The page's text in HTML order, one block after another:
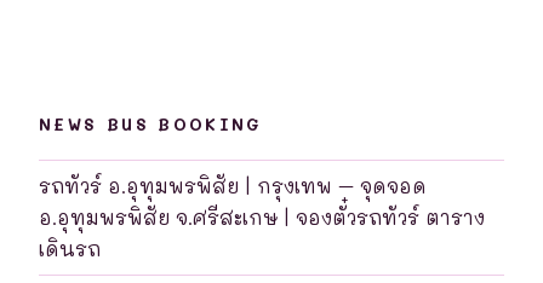
NEWS BUS BOOKING
รถทัวร์ อ.อุทุมพรพิสัย | กรุงเทพ – จุดจอด
อ.อุทุมพรพิสัย จ.ศรีสะเกษ | จองตั๋วรถทัวร์ ตาราง
เดินรถ